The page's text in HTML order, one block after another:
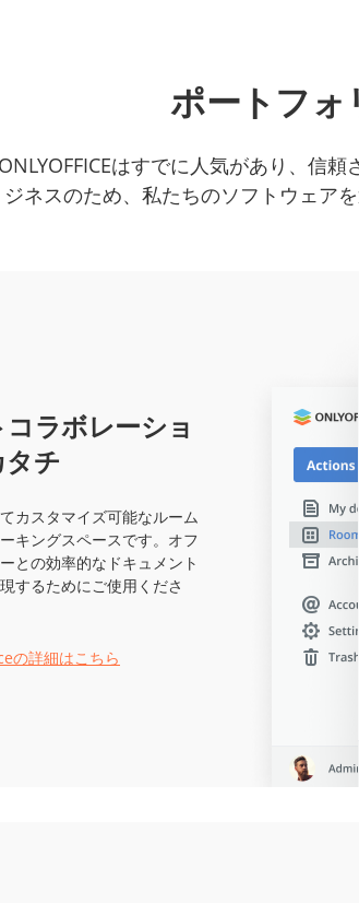
ポートフォ
ONLYOFFICEはすでに人気があり、信
ジネスのため、私たちのソフトウェア
ラボレーショ
チ
カスタマイズ可能なルーム
キングスペースです。オフ
との効率的なドキュメント
するためにご使用くださ
の詳細はこちら